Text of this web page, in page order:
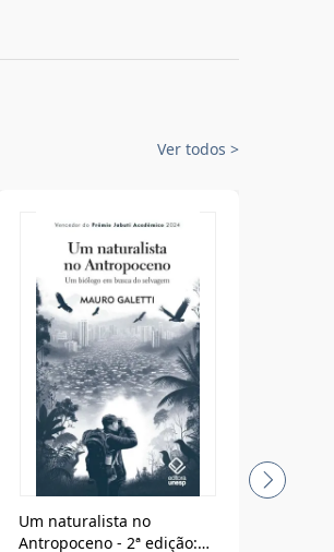
Ver todos >
Um naturalista no
Antropoceno - 2ª edição: